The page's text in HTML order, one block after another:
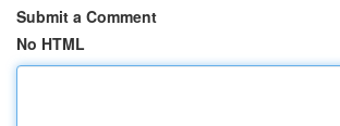
Submit a Comment
No HTML